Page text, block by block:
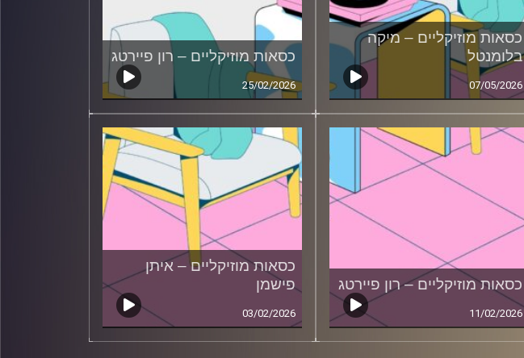
כסאות מוזיקליים – מיקה
בלומנטל
07/05/2026
כסאות מוזיקליים – רון פיירטג
25/02/2026
כסאות מוזיקליים – רון פיירטג
11/02/2026
כסאות מוזיקליים – איתן
פישמן
03/02/2026